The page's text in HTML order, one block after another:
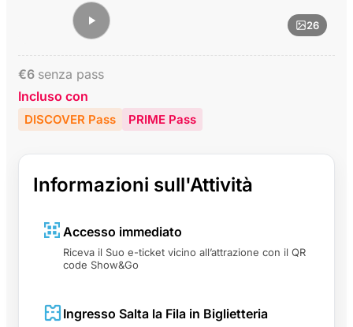
26
€6 senza pass
Incluso con
DISCOVER Pass PRIME Pass
Informazioni sull'Attività
Accesso immediato
Riceva il Suo e-ticket vicino all’attrazione con il QR
code Show&Go
Ingresso Salta la Fila in Biglietteria